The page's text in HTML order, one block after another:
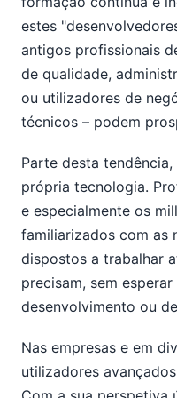
estes
antigos profissionais
de qualidade,
ou utilizadores de
técnicos – podem
Parte desta
própria tecnologia.
e especialmente os
familiarizados com as
dispostos a trabalhar
precisam, sem
desenvolvimento ou
Nas empresas e em
utilizadores